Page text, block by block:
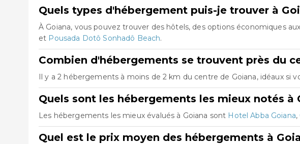
Quels types d'hébergement puis-je trouver à
À Goiana, vous pouvez trouver des hôtels, des options économiques
et Pousada Dotô Sonhadô Beach.
Combien d'hébergements se trouvent près du
Il y a 2 hébergements à moins de 2 km du centre de Goiana, idéaux si
Quels sont les hébergements les mieux notés à
Les hébergements les mieux évalués à Goiana sont Hotel Abba Goiana,
Quel est le prix moyen des hébergements à